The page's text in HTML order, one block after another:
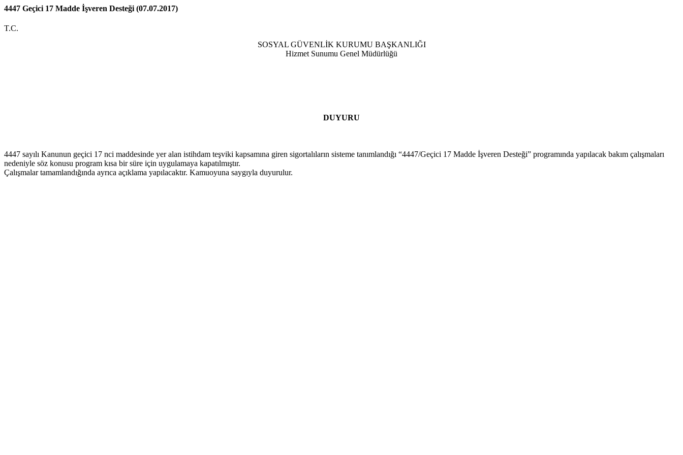
4447 Geçici 17 Madde İşveren Desteği (07.07.2017)
T.C.
SOSYAL GÜVENLİK KURUMU BAŞKANLIĞI
Hizmet Sunumu Genel Müdürlüğü
DUYURU
4447 sayılı Kanunun geçici 17 nci maddesinde yer alan istihdam teşviki kapsamına giren sigortalıların sisteme tanımlandığı “4447/Geçici 17 Madde İşveren Desteği” programında yapılacak bakım çalışmaları
nedeniyle söz konusu program kısa bir süre için uygulamaya kapatılmıştır.
Çalışmalar tamamlandığında ayrıca açıklama yapılacaktır. Kamuoyuna saygıyla duyurulur.